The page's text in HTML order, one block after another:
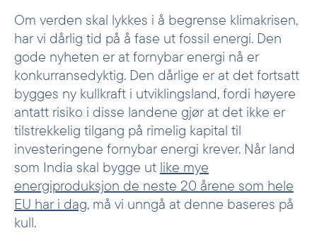
Om verden skal lykkes i å begrense klimakrisen,
har vi dårlig tid på å fase ut fossil energi. Den
gode nyheten er at fornybar energi nå er
konkurransedyktig. Den dårlige er at det fortsatt
bygges ny kullkraft i utviklingsland, fordi høyere
antatt risiko i disse landene gjør at det ikke er
tilstrekkelig tilgang på rimelig kapital til
investeringene fornybar energi krever. Når land
som India skal bygge ut like mye
energiproduksjon de neste 20 årene som hele
EU har i dag, må vi unngå at denne baseres på
kull.